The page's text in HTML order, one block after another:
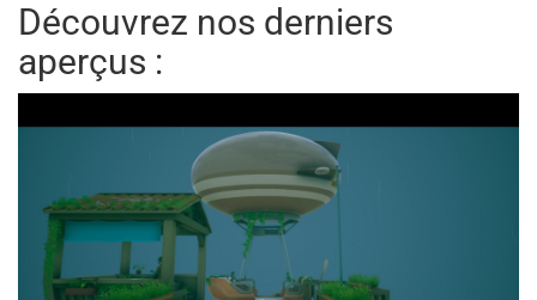
Découvrez nos derniers
aperçus :